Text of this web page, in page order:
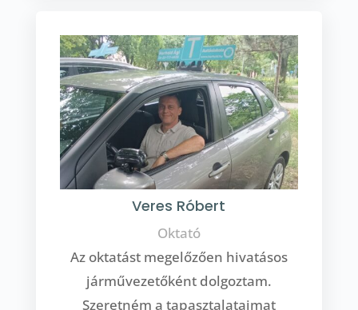
Veres Róbert
Oktató
Az oktatást megelőzően hivatásos
járművezetőként dolgoztam.
Szeretném a tapasztalataimat